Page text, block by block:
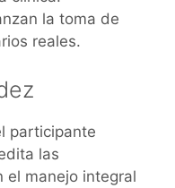
la toma de
reales.
participante
las
el manejo integral